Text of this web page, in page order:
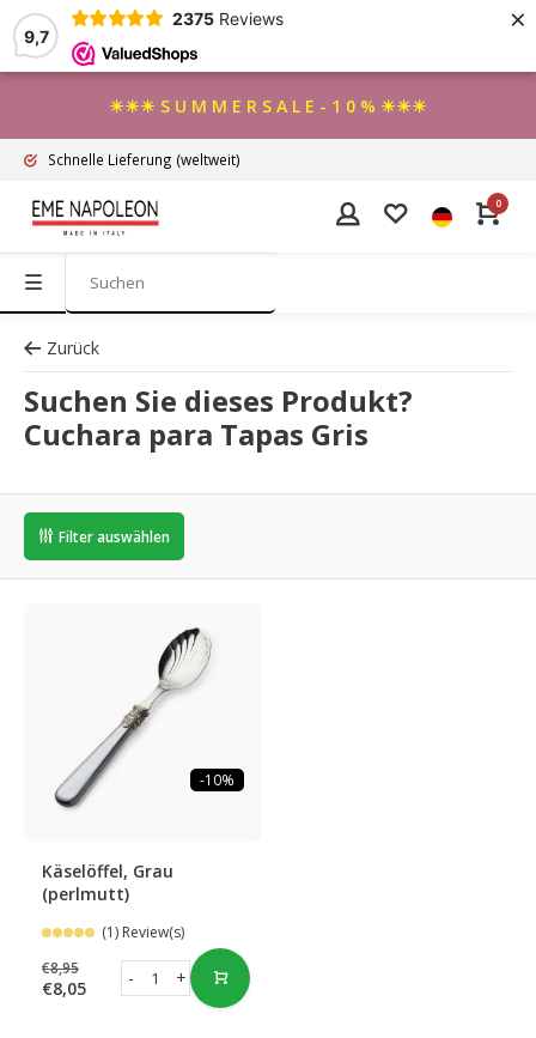
9,7
2375 Reviews ×
☀☀☀ S U M M E R S A L E - 1 0 % ☀☀☀
Schnelle Lieferung (weltweit)
0
Zurück
Suchen Sie dieses Produkt?
Cuchara para Tapas Gris
Filter auswählen
-10%
Käselöffel, Grau
(perlmutt)
(1) Review(s)
€8,95
€8,05 +
-